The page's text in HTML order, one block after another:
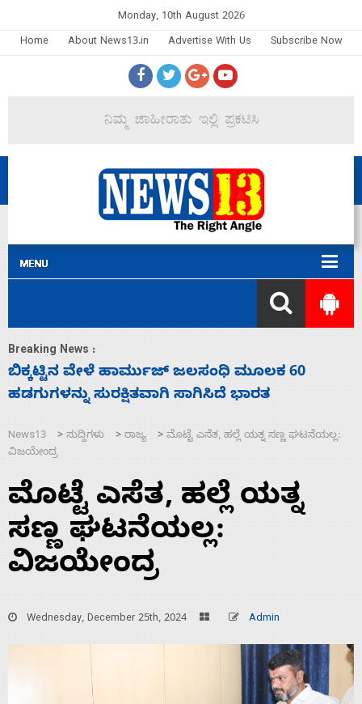
Monday, 10th August 2026
Home
About News13.in Advertise With Us Subscribe Now
Breaking News :
ನಾಗೇಂದ್ರ ರಾಜೀನಾಮೆ ಕೊಡದಿದ್ದರೆ ಸದನ ನಡೆಸಲು
ಬಿಡೆವು: ಛಲವಾದಿ ನಾರಾಯಣಸ್ವಾಮಿ
News13 > ಸುದ್ದಿಗಳು > ರಾಜ್ಯ > ಮೊಟ್ಟೆ ಎಸೆತ, ಹಲ್ಲೆ ಯತ್ನ ಸಣ್ಣ ಘಟನೆಯಲ್ಲ:
ವಿಜಯೇಂದ್ರ
ಮೊಟ್ಟೆ ಎಸೆತ, ಹಲ್ಲೆ ಯತ್ನ
ಸಣ್ಣ ಘಟನೆಯಲ್ಲ:
ವಿಜಯೇಂದ್ರ
Wednesday, December 25th, 2024 Admin